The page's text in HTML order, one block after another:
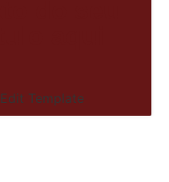
Edit Template